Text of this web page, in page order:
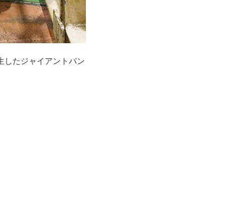
したジャイアントパン